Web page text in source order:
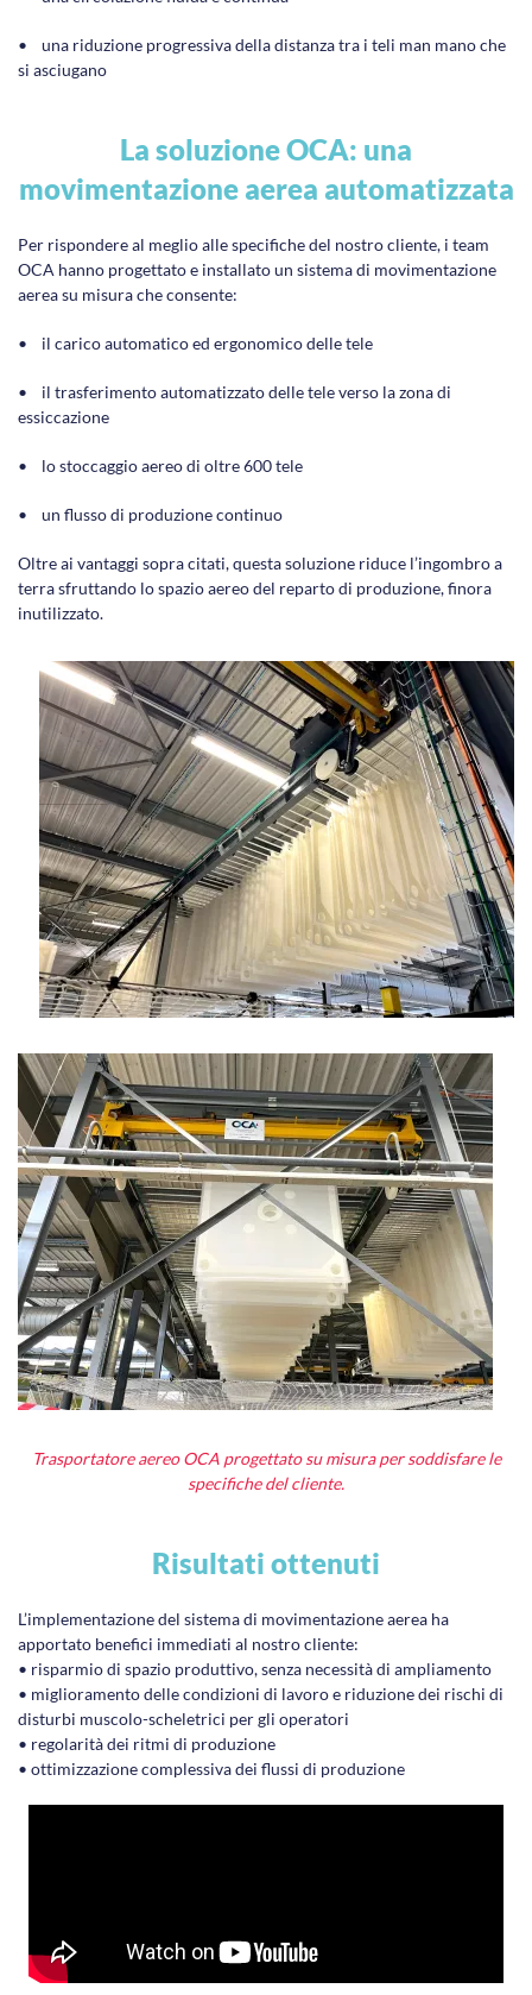
• una riduzione progressiva della distanza tra i teli man mano che
si asciugano
La soluzione OCA: una
movimentazione aerea automatizzata
Per rispondere al meglio alle specifiche del nostro cliente, i team
OCA hanno progettato e installato un sistema di movimentazione
aerea su misura che consente:
• il carico automatico ed ergonomico delle tele
• il trasferimento automatizzato delle tele verso la zona di
essiccazione
• lo stoccaggio aereo di oltre 600 tele
• un flusso di produzione continuo
Oltre ai vantaggi sopra citati, questa soluzione riduce l’ingombro a
terra sfruttando lo spazio aereo del reparto di produzione, finora
inutilizzato.
Trasportatore aereo OCA progettato su misura per soddisfare le
specifiche del cliente.
Risultati ottenuti
L’implementazione del sistema di movimentazione aerea ha
apportato benefici immediati al nostro cliente:
• risparmio di spazio produttivo, senza necessità di ampliamento
• miglioramento delle condizioni di lavoro e riduzione dei rischi di
disturbi muscolo-scheletrici per gli operatori
• regolarità dei ritmi di produzione
• ottimizzazione complessiva dei flussi di produzione